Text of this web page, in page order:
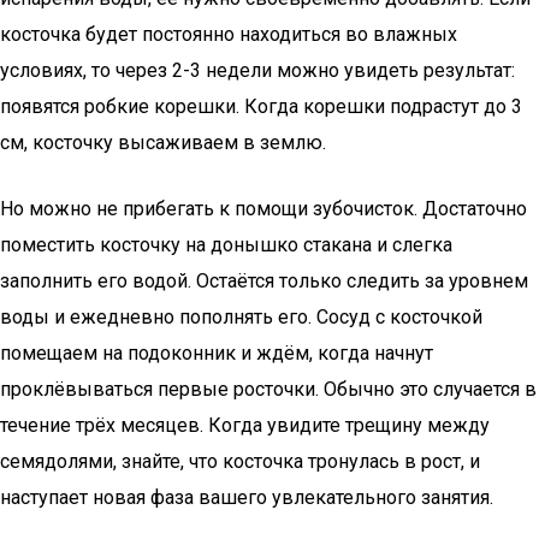
косточка будет постоянно находиться во влажных
условиях, то через 2-3 недели можно увидеть результат:
появятся робкие корешки. Когда корешки подрастут до 3
см, косточку высаживаем в землю.
Но можно не прибегать к помощи зубочисток. Достаточно
поместить косточку на донышко стакана и слегка
заполнить его водой. Остаётся только следить за уровнем
воды и ежедневно пополнять его. Сосуд с косточкой
помещаем на подоконник и ждём, когда начнут
проклёвываться первые росточки. Обычно это случается в
течение трёх месяцев. Когда увидите трещину между
семядолями, знайте, что косточка тронулась в рост, и
наступает новая фаза вашего увлекательного занятия.